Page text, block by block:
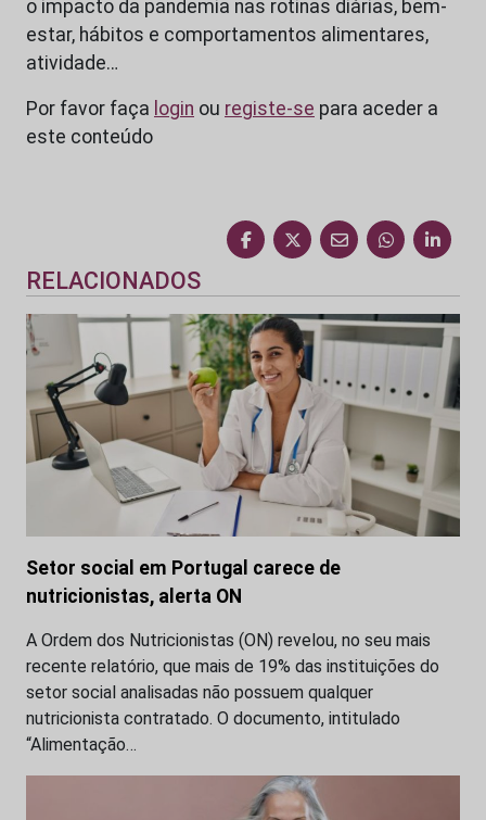
o impacto da pandemia nas rotinas diárias, bem-
estar, hábitos e comportamentos alimentares,
atividade…
Por favor faça login ou registe-se para aceder a
este conteúdo
RELACIONADOS
Setor social em Portugal carece de
nutricionistas, alerta ON
A Ordem dos Nutricionistas (ON) revelou, no seu mais
recente relatório, que mais de 19% das instituições do
setor social analisadas não possuem qualquer
nutricionista contratado. O documento, intitulado
“Alimentação…